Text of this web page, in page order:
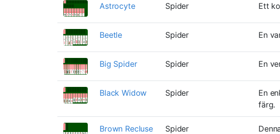
Astrocyte Spider Ett
Beetle Spider En
Big Spider Spider En
Black Widow Spider
En
färg.
Brown Recluse Spider